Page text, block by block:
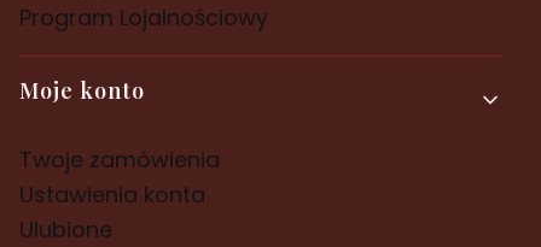
Program Lojalnościowy
Moje konto
Twoje zamówienia
Ustawienia konta
Ulubione